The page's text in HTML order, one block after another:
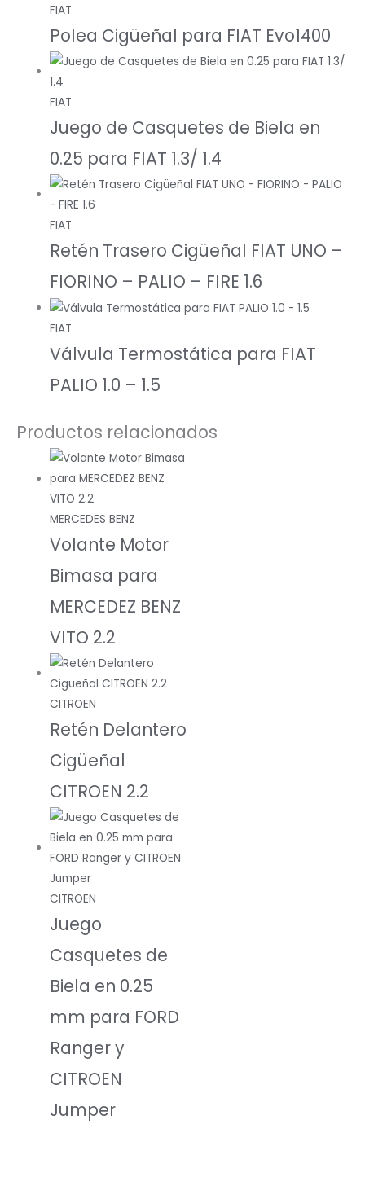
FIAT
Polea Cigüeñal para FIAT Evo1400
FIAT
Juego de Casquetes de Biela en
0.25 para FIAT 1.3/ 1.4
FIAT
Retén Trasero Cigüeñal FIAT UNO –
FIORINO – PALIO – FIRE 1.6
FIAT
Válvula Termostática para FIAT
PALIO 1.0 – 1.5
Productos relacionados
MERCEDES BENZ
Volante Motor
Bimasa para
MERCEDEZ BENZ
VITO 2.2
CITROEN
Retén Delantero
Cigüeñal
CITROEN 2.2
CITROEN
Juego
Casquetes de
Biela en 0.25
mm para FORD
Ranger y
CITROEN
Jumper